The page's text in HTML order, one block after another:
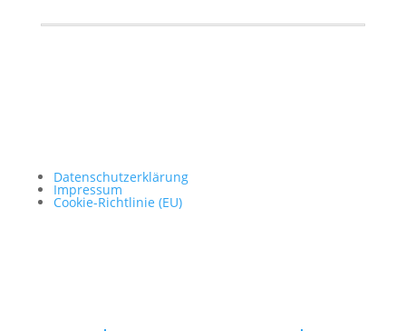
Datenschutzerklärung
Impressum
Cookie-Richtlinie (EU)